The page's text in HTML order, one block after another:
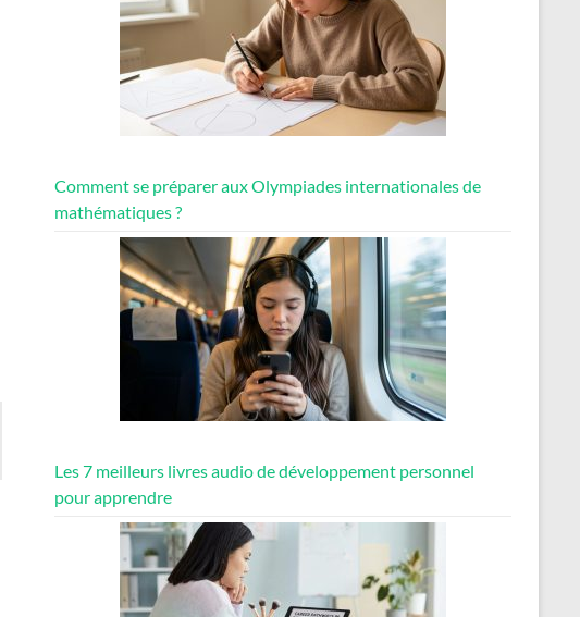
Comment se préparer aux Olympiades internationales de
mathématiques ?
Les 7 meilleurs livres audio de développement personnel
pour apprendre